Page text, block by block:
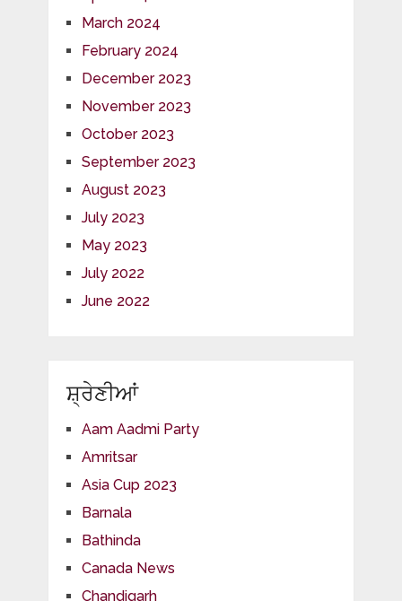
March 2024
February 2024
December 2023
November 2023
October 2023
September 2023
August 2023
July 2023
May 2023
July 2022
June 2022
ਸ਼੍ਰੇਣੀਆਂ
Aam Aadmi Party
Amritsar
Asia Cup 2023
Barnala
Bathinda
Canada News
Chandigarh